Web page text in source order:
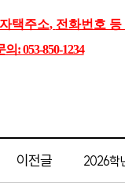
택주소, 전화번호
의: 053-850-1234
이전글 2026학